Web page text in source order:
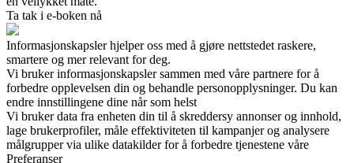
Ta tak i e-boken nå
Informasjonskapsler hjelper oss med å gjøre nettstedet raskere,
smartere og mer relevant for deg.
Vi bruker informasjonskapsler sammen med våre partnere for å
forbedre opplevelsen din og behandle personopplysninger. Du kan
endre innstillingene dine når som helst
Vi bruker data fra enheten din til å skreddersy annonser og innhold,
lage brukerprofiler, måle effektiviteten til kampanjer og analysere
målgrupper via ulike datakilder for å forbedre tjenestene våre
Preferanser